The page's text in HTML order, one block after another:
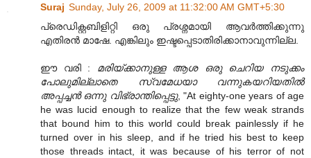
Suraj Sunday, July 26, 2009 at 11:32:00 AM GMT+5:30
പ്രെഡിക്റ്റബിളിറ്റി ഒരു പ്രശ്നമായി ആവര്‍ത്തിക്കുന്നു
എതിരന്‍ മാഷേ. എങ്കിലും ഇഷ്ടപ്പെടാതിരിക്കാനാവുന്നില്ല.
ഈ വരി : മരിയ്ക്കാനുള്ള ആശ ഒരു ചെറിയ നടുക്കം
പോലുമില്ലാതെ സ്വമേധയാ വന്നുകയറിയതില്‍
അപ്പച്ചന്‍ ഒന്നു വിഭ്രാന്തിപ്പെട്ടു, "At eighty-one years of age
he was lucid enough to realize that the few weak strands
that bound him to this world could break painlessly if he
turned over in his sleep, and if he tried his best to keep
those threads intact, it was because of his terror of not